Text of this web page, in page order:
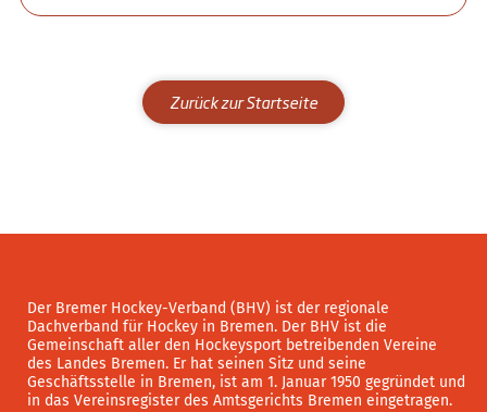
Zurück zur Startseite
Der Bremer Hockey-Verband (BHV) ist der regionale
Dachverband für Hockey in Bremen. Der BHV ist die
Gemeinschaft aller den Hockeysport betreibenden Vereine
des Landes Bremen. Er hat seinen Sitz und seine
Geschäftsstelle in Bremen, ist am 1. Januar 1950 gegründet und
in das Vereinsregister des Amtsgerichts Bremen eingetragen.